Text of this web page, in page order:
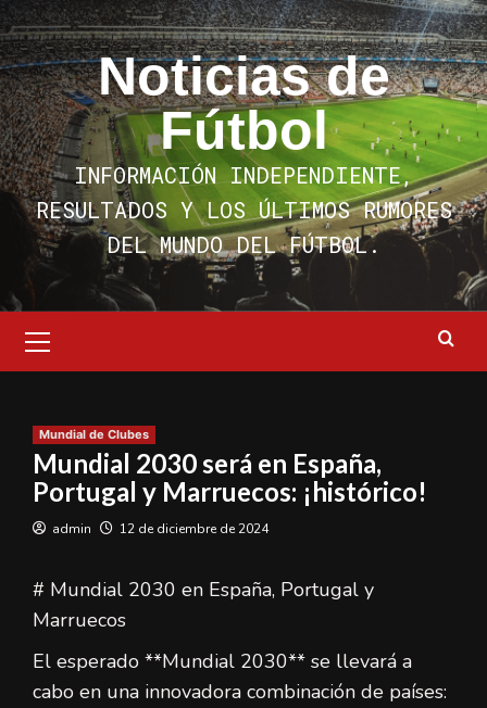
Saltar
al
contenido
Noticias de
Fútbol
INFORMACIÓN INDEPENDIENTE,
RESULTADOS Y LOS ÚLTIMOS RUMORES
DEL MUNDO DEL FÚTBOL.
primario
Mundial de Clubes
Mundial 2030 será en España,
Portugal y Marruecos: ¡histórico!
admin 12 de diciembre de 2024
# Mundial 2030 en España, Portugal y
Marruecos
El esperado **Mundial 2030** se llevará a
cabo en una innovadora combinación de países: